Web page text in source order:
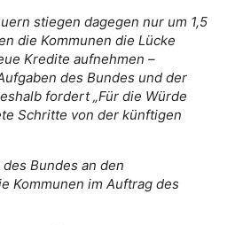
stiegen dagegen nur um 1,5
die Kommunen die Lücke
Kredite aufnehmen –
des Bundes und der
fordert „Für die Würde
Schritte von der künftigen
Bundes an den
Kommunen im Auftrag des